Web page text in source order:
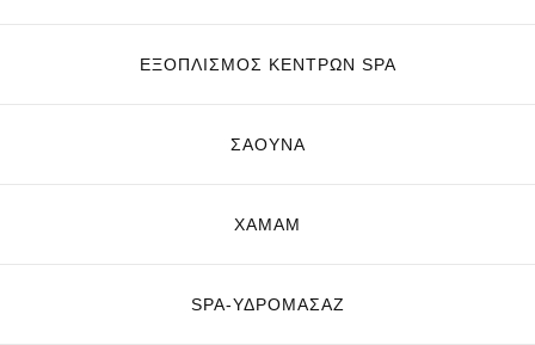
ΕΞΟΠΛΙΣΜΌΣ ΚΈΝΤΡΩΝ SPA
ΣΑΟΥΝΑ
ΧΑΜΑΜ
SPA-ΥΔΡΟΜΑΣΆΖ